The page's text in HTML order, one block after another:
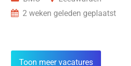
2 weken geleden geplaatst
Toon meer vacatures